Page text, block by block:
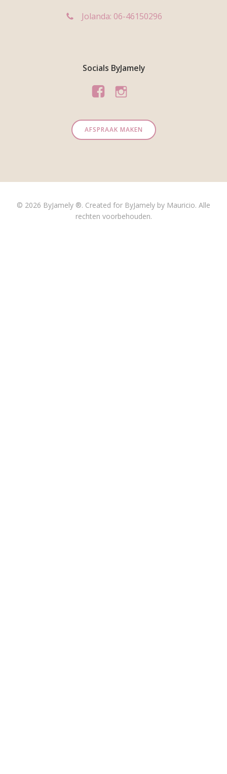
Jolanda: 06-46150296
Socials ByJamely
AFSPRAAK MAKEN
© 2026 ByJamely ®. Created for ByJamely by Mauricio. Alle
rechten voorbehouden.